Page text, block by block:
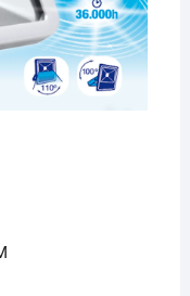
El Arroyo.
encontrarlo,